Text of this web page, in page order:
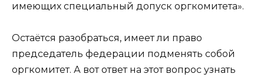
имеющих специальный допуск оргкомитета».
Остаётся разобраться, имеет ли право
председатель федерации подменять собой
оргкомитет. А вот ответ на этот вопрос узнать